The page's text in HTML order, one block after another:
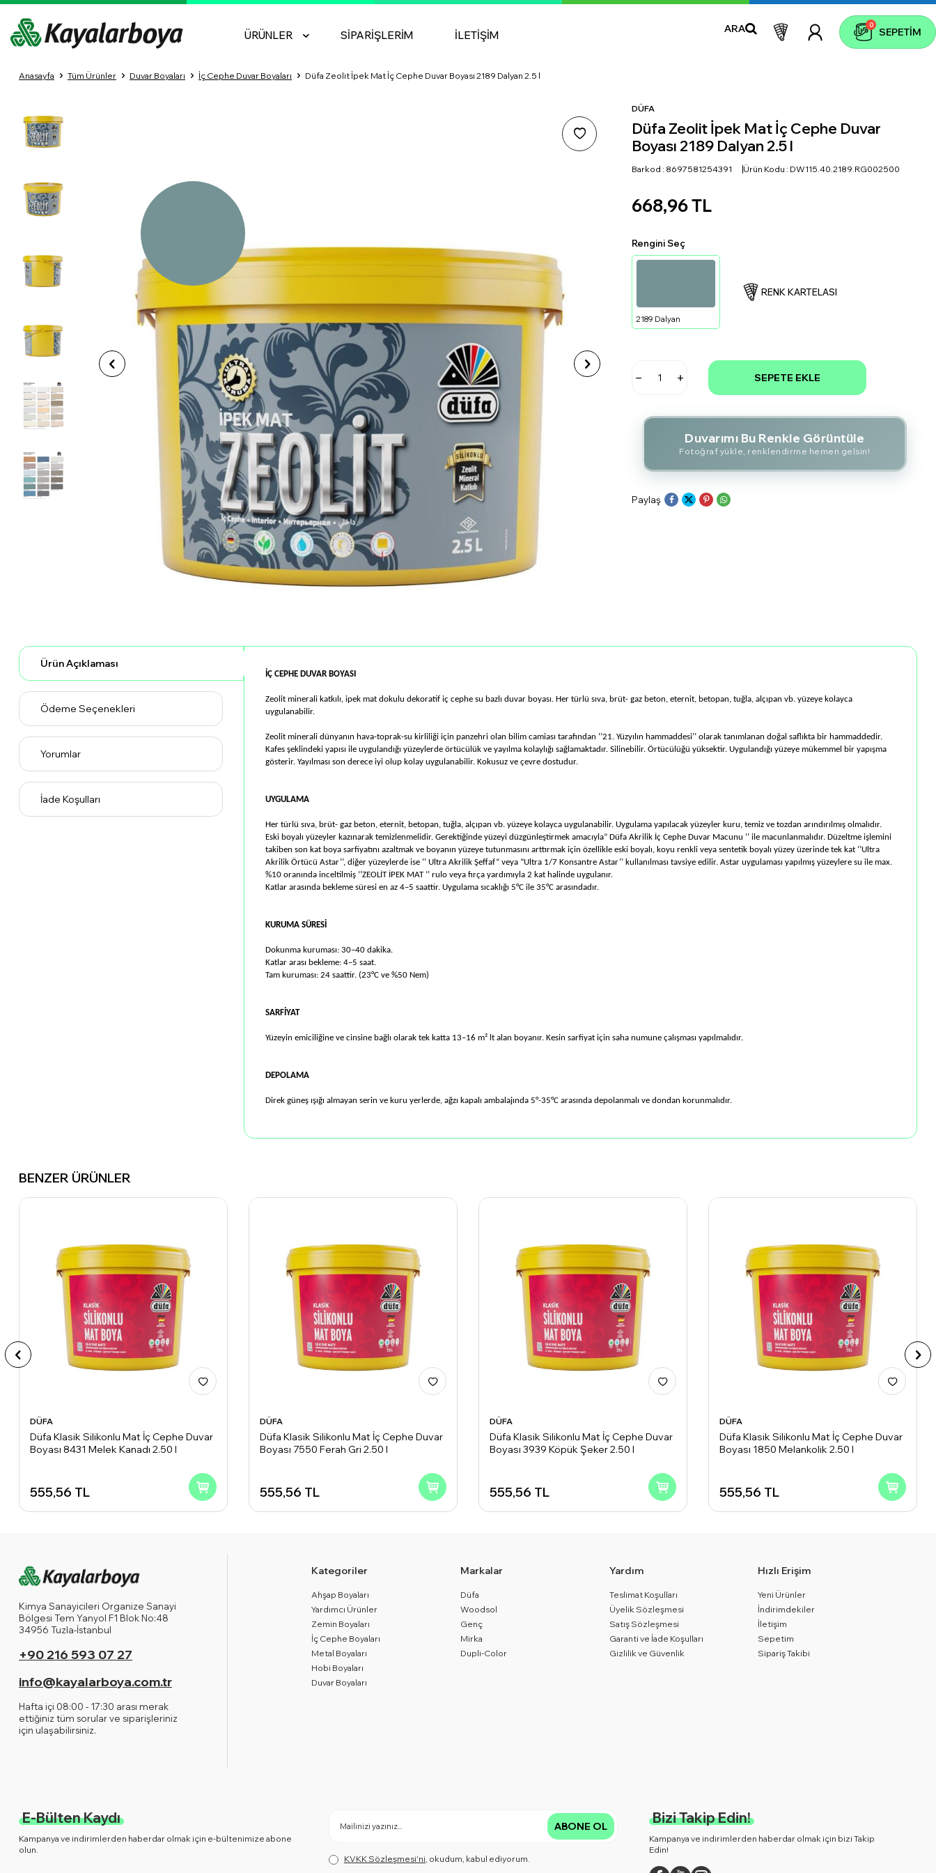
ÜRÜNLER SIPARIŞLERIM İLETIŞIM
ARA SEPETIM
0
Anasayfa Tüm Ürünler Duvar Boyaları İç Cephe Duvar Boyaları Düfa Zeolit İpek Mat İç Cephe Duvar Boyası 2189 Dalyan 2.5 l
DÜFA
Düfa Zeolit İpek Mat İç Cephe Duvar
Boyası 2189 Dalyan 2.5 l
Barkod : 8697581254391 Ürün Kodu : DW115.40.2189.RG002500
668,96TL
Rengini Seç
2189 Dalyan
RENK KARTELASI
SEPETE EKLE
Duvarımı Bu Renkle Görüntüle
Fotoğraf yükle, renklendirme hemen gelsin!
Paylaş
Ürün Açıklaması
Ödeme Seçenekleri
Yorumlar
İade Koşulları
İÇ CEPHE DUVAR BOYASI
Zeolit minerali katkılı, ipek mat dokulu dekoratif iç cephe su bazlı duvar boyası. Her türlü sıva, brüt- gaz beton, eternit, betopan, tuğla, alçıpan vb. yüzeye kolayca
uygulanabilir.
Zeolit minerali dünyanın hava-toprak-su kirliliği için panzehri olan bilim camiası tarafından ‘’21. Yüzyılın hammaddesi’’ olarak tanımlanan doğal saﬂıkta bir hammaddedir.
Kafes şeklindeki yapısı ile uygulandığı yüzeylerde örtücülük ve yayılma kolaylığı sağlamaktadır. Silinebilir. Örtücülüğü yüksektir. Uygulandığı yüzeye mükemmel bir yapışma
gösterir. Yayılması son derece iyi olup kolay uygulanabilir. Kokusuz ve çevre dostudur.
UYGULAMA
Her türlü sıva, brüt- gaz beton, eternit, betopan, tuğla, alçıpan vb. yüzeye kolayca uygulanabilir. Uygulama yapılacak yüzeyler kuru, temiz ve tozdan arındırılmış olmalıdır.
Eski boyalı yüzeyler kazınarak temizlenmelidir. Gerektiğinde yüzeyi düzgünleştirmek amacıyla” Düfa Akrilik İç Cephe Duvar Macunu ‘’ ile macunlanmalıdır. Düzeltme işlemini
takiben son kat boya sarfiyatını azaltmak ve boyanın yüzeye tutunmasını arttırmak için özellikle eski boyalı, koyu renkli veya sentetik boyalı yüzey üzerinde tek kat ‘’Ultra
Akrilik Örtücü Astar’’, diğer yüzeylerde ise ‘’ Ultra Akrilik Şeﬀaf” veya “Ultra 1/7 Konsantre Astar’’ kullanılması tavsiye edilir. Astar uygulaması yapılmış yüzeylere su ile max.
%10 oranında inceltilmiş ‘’ZEOLİT İPEK MAT ‘’ rulo veya fırça yardımıyla 2 kat halinde uygulanır.
Katlar arasında bekleme süresi en az 4–5 saattir. Uygulama sıcaklığı 5°C ile 35°C arasındadır.
KURUMA SÜRESİ
Dokunma kuruması: 30–40 dakika.
Katlar arası bekleme: 4–5 saat.
Tam kuruması: 24 saattir. (23°C ve %50 Nem)
SARFİYAT
Yüzeyin emiciliğine ve cinsine bağlı olarak tek katta 13–16 m² lt alan boyanır. Kesin sarfiyat için saha numune çalışması yapılmalıdır.
DEPOLAMA
Direk güneş ışığı almayan serin ve kuru yerlerde, ağzı kapalı ambalajında 5°-35°C arasında depolanmalı ve dondan korunmalıdır.
BENZER ÜRÜNLER
DÜFA
Düfa Klasik Silikonlu Mat İç Cephe Duvar
Boyası 8431 Melek Kanadı 2.50 l
555,56 TL
DÜFA
Düfa Klasik Silikonlu Mat İç Cephe Duvar
Boyası 7550 Ferah Gri 2.50 l
555,56 TL
DÜFA
Düfa Klasik Silikonlu Mat İç Cephe Duvar
Boyası 3939 Köpük Şeker 2.50 l
555,56 TL
DÜFA
Düfa Klasik Silikonlu Mat İç Cephe Duvar
Boyası 1850 Melankolik 2.50 l
555,56 TL
Kimya Sanayicileri Organize Sanayi
Bölgesi Tem Yanyol F1 Blok No:48
34956 Tuzla-İstanbul
+90 216 593 07 27
info@kayalarboya.com.tr
Hafta içi 08:00 - 17:30 arası merak
ettiğiniz tüm sorular ve siparişleriniz
için ulaşabilirsiniz.
Kategoriler
Ahşap Boyaları
Yardımcı Ürünler
Zemin Boyaları
İç Cephe Boyaları
Metal Boyaları
Hobi Boyaları
Duvar Boyaları
Markalar
Düfa
Woodsol
Genç
Mirka
Dupli-Color
Yardım
Teslimat Koşulları
Üyelik Sözleşmesi
Satış Sözleşmesi
Garanti ve İade Koşulları
Gizlilik ve Güvenlik
Hızlı Erişim
Yeni Ürünler
İndirimdekiler
İletişim
Sepetim
Sipariş Takibi
E-Bülten Kaydı
Kampanya ve indirimlerden haberdar olmak için e-bültenimize abone
olun.
ABONE OL
KVKK Sözleşmesi'ni, okudum, kabul ediyorum.
Bizi Takip Edin!
Kampanya ve indirimlerden haberdar olmak için bizi Takip
Edin!